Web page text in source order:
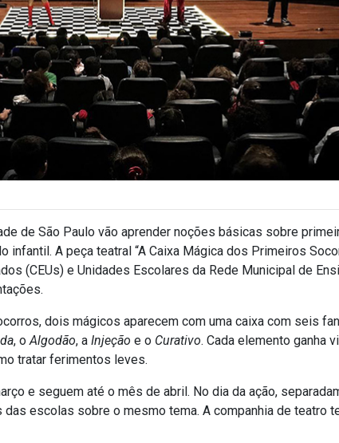
de São Paulo vão aprender noções básicas sobre
A peça teatral “A Caixa Mágica dos Primeiros
(CEUs) e Unidades Escolares da Rede Municipal de
dois mágicos aparecem com uma caixa com seis
, oAlgodão, a Injeção e o Curativo. Cada elemento ganha
tratar ferimentos leves.
e seguem até o mês de abril. No dia da ação,
escolas sobre o mesmo tema. A companhia de teatro